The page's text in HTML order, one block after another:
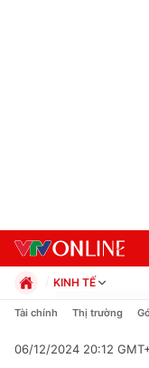
KINH TẾ
Chính trị
Pháp luật
Tài chính Thị trường
06/12/2024 20:12